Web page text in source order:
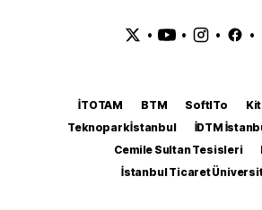
• • • •
İTOTAM BTM SoftITo
Teknopark İstanbul
İDTM
Cemile Sultan Tesisleri
İstanbul Ticaret